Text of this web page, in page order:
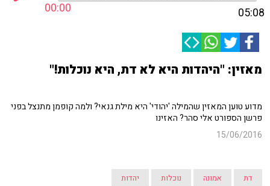
00:00 05:08
מאזין: "היהדות היא לא דת, היא נוכלות!"
מדוע טוען המאזין שהמילה 'יהודי' היא מילת גנאי? ולמה קופמן מתנצל בפני
פרשן הספורט אלי סהר? האזינו
15/06/2016
דת אמונה נוכלות יהדות